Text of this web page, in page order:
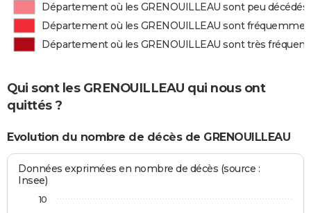
Département où les GRENOUILLEAU sont peu décédés
Département où les GRENOUILLEAU sont
Département où les GRENOUILLEAU sont très
Qui sont les GRENOUILLEAU qui nous ont
quittés ?
Evolution du nombre de décès de GRENOUILLEAU
Données exprimées en nombre de décès (source :
Insee)
10